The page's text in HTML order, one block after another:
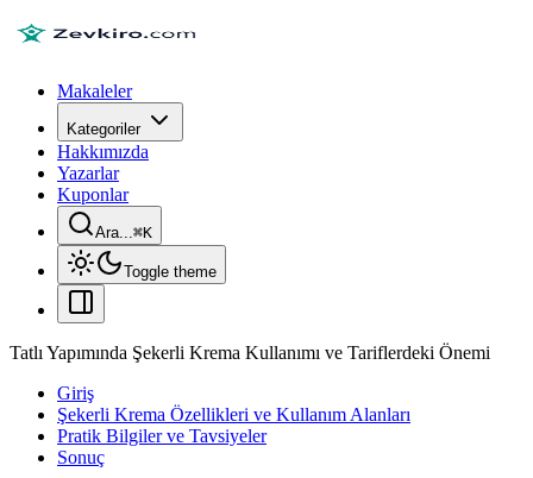
Makaleler
Kategoriler
Hakkımızda
Yazarlar
Kuponlar
Ara...⌘K
Toggle theme
Tatlı Yapımında Şekerli Krema Kullanımı ve Tariflerdeki Önemi
Giriş
Şekerli Krema Özellikleri ve Kullanım Alanları
Pratik Bilgiler ve Tavsiyeler
Sonuç